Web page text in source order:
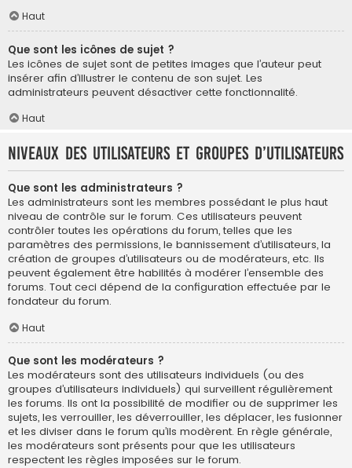
Haut
Que sont les icônes de sujet ?
Les icônes de sujet sont de petites images que l’auteur peut
insérer afin d’illustrer le contenu de son sujet. Les
administrateurs peuvent désactiver cette fonctionnalité.
Haut
Niveaux des utilisateurs et groupes d’utilisateurs
Que sont les administrateurs ?
Les administrateurs sont les membres possédant le plus haut
niveau de contrôle sur le forum. Ces utilisateurs peuvent
contrôler toutes les opérations du forum, telles que les
paramètres des permissions, le bannissement d’utilisateurs, la
création de groupes d’utilisateurs ou de modérateurs, etc. Ils
peuvent également être habilités à modérer l’ensemble des
forums. Tout ceci dépend de la configuration effectuée par le
fondateur du forum.
Haut
Que sont les modérateurs ?
Les modérateurs sont des utilisateurs individuels (ou des
groupes d’utilisateurs individuels) qui surveillent régulièrement
les forums. Ils ont la possibilité de modifier ou de supprimer les
sujets, les verrouiller, les déverrouiller, les déplacer, les fusionner
et les diviser dans le forum qu’ils modèrent. En règle générale,
les modérateurs sont présents pour que les utilisateurs
respectent les règles imposées sur le forum.